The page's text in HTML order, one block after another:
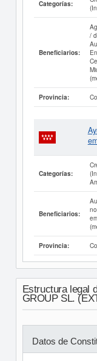
Categorías:
Beneficiarios:
/
Provincia:
Categorías:
Beneficiarios:
Provincia:
Estructura legal
GROUP SL.
Datos de